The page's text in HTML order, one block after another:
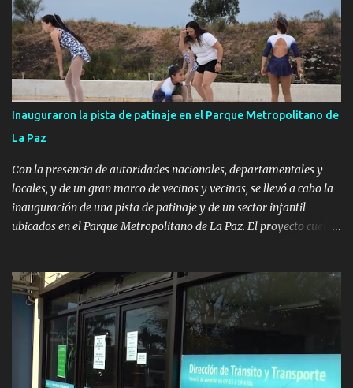
Inauguraron la pista de patinaje en el Parque Metropolitano de
La Paz
Con la presencia de autoridades nacionales, departamentales y
locales, y de un gran marco de vecinos y vecinas, se llevó a cabo la
inauguración de una pista de patinaje y de un sector infantil
ubicados en el Parque Metropolitano de La Paz. El proyecto cuenta
Pública de OPP, así como aportes del Gobierno de Canelones y del
Ministerio de Transporte y Obras Públicas. La nueva
infraestructura deportiva consiste en una plataforma de 35 m por
20 m con banco de hormigón sobre sus laterales. Su destino será
polifuncional, permitiendo la práctica de patín, hockey, gimnasia y
la realización de eventos culturales. Próximo a la pista, se